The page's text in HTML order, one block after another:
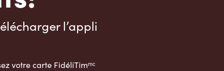
l’appli
votre carte FidéliTimᵐᶜ